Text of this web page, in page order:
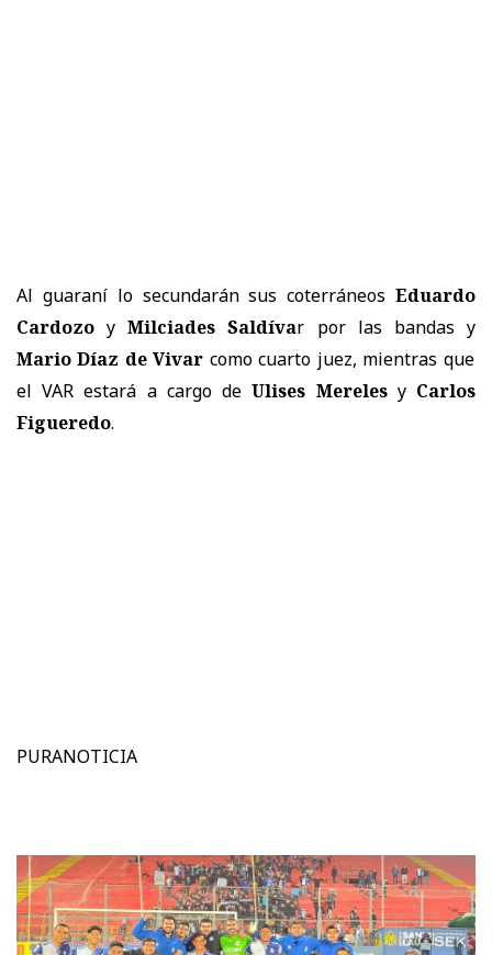
Al guaraní lo secundarán sus coterráneos Eduardo
Cardozo yMilciades Saldívar por las bandas y
Mario Díaz de Vivar como cuarto juez, mientras que
el VAR estará a cargo deUlises MerelesyCarlos
Figueredo.
PURANOTICIA